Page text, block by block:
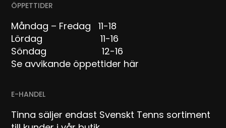
ÖPPETTIDER
Måndag – Fredag 11-18
Lördag 11-16
Söndag 12-16
Se avvikande öppettider här
E-HANDEL
Tinna säljer endast Svenskt Tenns sortiment